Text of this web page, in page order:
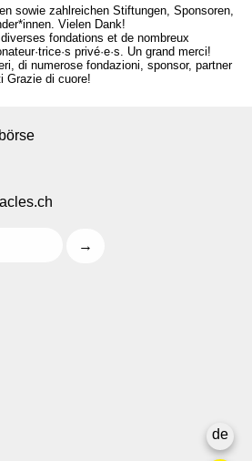
de
sowie zahlreichen Stiftungen, Sponsoren,
Vielen Dank!
fondations et de nombreux
privé·e·s. Un grand merci!
di numerose fondazioni, sponsor, partner
Grazie di cuore!